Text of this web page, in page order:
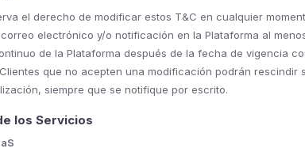
el derecho de modificar estos T&C en cualquier
electrónico y/o notificación en la Plataforma al
de la Plataforma después de la fecha de vigencia
que no acepten una modificación podrán rescindir
siempre que se notifique por escrito.
los Servicios